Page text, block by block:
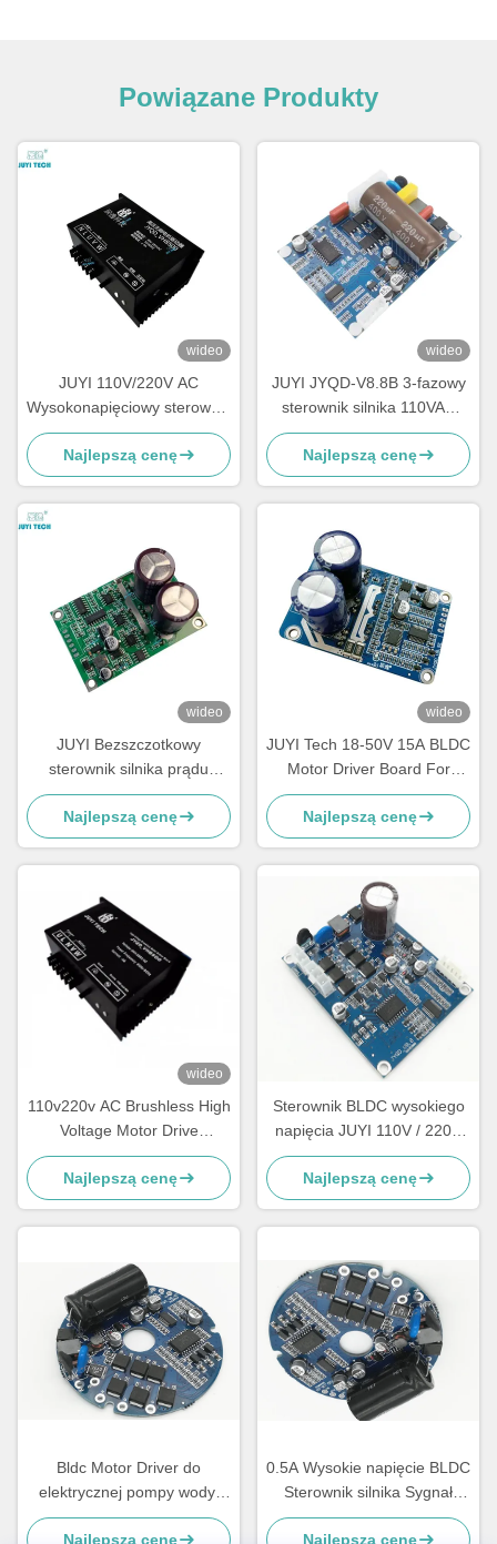
Powiązane Produkty
wideo
JUYI 110V/220V AC
Wysokonapięciowy sterownik
silnika BLDC sterownik
prędkości dla 3-fazowego
silnika bez szczotki
Najlepszą cenę
wideo
JUYI JYQD-V8.8B 3-fazowy
sterownik silnika 110VAC
/220VAC Input Sensorless
Bldc Driver Board
Najlepszą cenę
wideo
JUYI Bezszczotkowy
sterownik silnika prądu
stałego JYQD-V6.5E O.V /
L.V Ochrona PWM
Częstotliwość 1-20KHZ
Najlepszą cenę
wideo
JUYI Tech 18-50V 15A BLDC
Motor Driver Board For
Sensorless Brushless DC
Motor, DC Motor Controller
Najlepszą cenę
wideo
110v220v AC Brushless High
Voltage Motor Drive
Controller Kompletna
obudowa umożliwia
sterowanie z wielokrotną
ochroną 4A
Najlepszą cenę
Sterownik BLDC wysokiego
napięcia JUYI 110V / 220V
AC 77 * 60 * 28mm
Najlepszą cenę
Bldc Motor Driver do
elektrycznej pompy wody,
bezszczotkowy sterownik
Najlepszą cenę
0.5A Wysokie napięcie BLDC
Sterownik silnika Sygnał
prędkości impulsu wyjścia
Najlepszą cenę